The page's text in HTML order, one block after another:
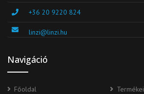
+36 20 9220 824
linzi@linzi.hu
Navigáció
Főoldal